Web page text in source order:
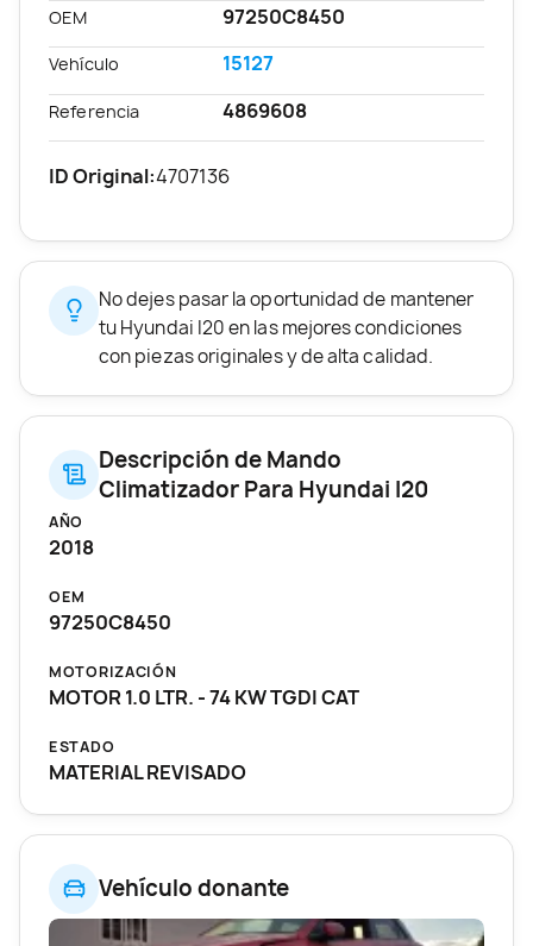
Vehículo donante
OEM 97250C8450
Vehículo 15127
Referencia 4869608
ID Original:4707136
No dejes pasar la oportunidad de mantener
tu Hyundai I20 en las mejores condiciones
con piezas originales y de alta calidad.
Descripción de Mando
Climatizador Para Hyundai I20
AÑO
2018
OEM
97250C8450
MOTORIZACIÓN
MOTOR 1.0 LTR. - 74 KW TGDI CAT
ESTADO
MATERIAL REVISADO